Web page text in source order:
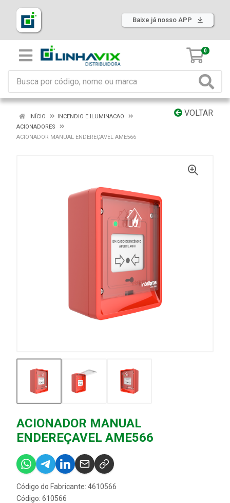
Baixe já nosso APP
0
VOLTAR
INÍCIO
INCENDIO E ILUMINACAO
ACIONADORES
ACIONADOR MANUAL ENDEREÇAVEL AME566
ACIONADOR MANUAL
ENDEREÇAVEL AME566
Código do Fabricante: 4610566
Código: 610566